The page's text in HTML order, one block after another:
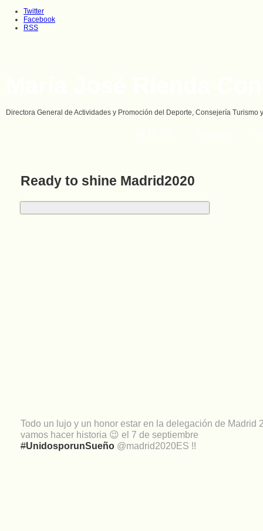
Twitter
Facebook
RSS
Directora General de Actividades y Promoción del Deporte, Consejería Turismo
Ready to shine Madrid2020
Todo un lujo y un honor estar en la delegación de Madrid
vamos hacer historia 😉 el 7 de septiembre
#UnidosporunSueño @madrid2020ES !!